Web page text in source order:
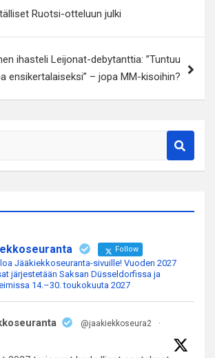
Ruotsi-otteluun julki
ihasteli Leijonat-debytanttia: ”Tuntuu
ensikertalaiseksi” – jopa MM-kisoihin?
Follow
Jääkiekkoseuranta-sivuille! Vuoden 2027
järjestetään Saksan Düsseldorfissa ja
14.–30. toukokuuta 2027
@jaakiekkoseura2
·